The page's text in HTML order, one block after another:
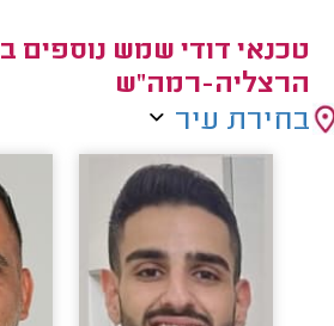
טכנאי דודי שמש נוספים
הרצליה-רמה"ש
בחירת עיר